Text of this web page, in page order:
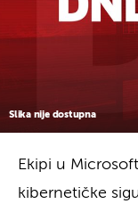
Slika nije dostupna
Ekipi u
kibernetičke